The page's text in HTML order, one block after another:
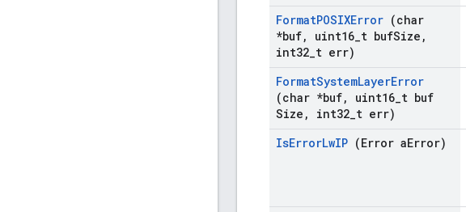
FormatPOSIXError (char
*buf, uint16 t bufSize ,
int32 t err)
FormatSystemLayerError
(char *buf, uint16 t buf
Size , int32 t err)
IsErrorLwIP (Error aError)